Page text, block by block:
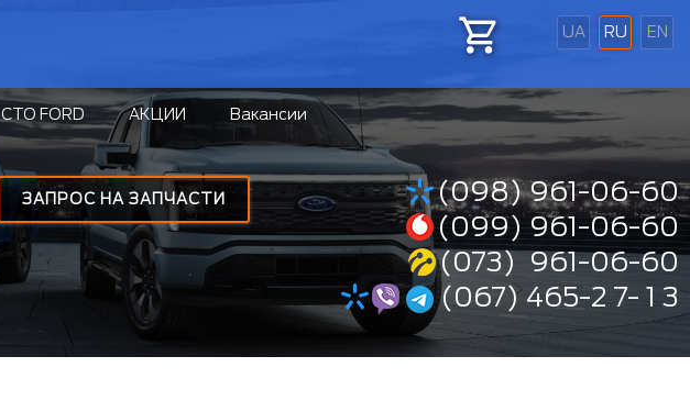
UA RU EN
ЗАПРОС НА ЗАПЧАСТИ
СТО FORD АКЦИИ Вакансии
(098) 961-06-60
(099) 961-06-60
(073) 961-06-60
(067) 465-2 7- 1 3